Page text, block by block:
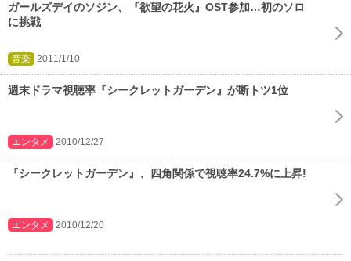
ガールズデイのソジン、『欲望の花火』OST参加…初のソロ
に挑戦
音楽 2011/1/10
週末ドラマ視聴率『シークレットガーデン』が断トツ1位
エンタメ 2010/12/27
『シークレットガーデン』、四角関係で視聴率24.7%に上昇!
エンタメ 2010/12/20